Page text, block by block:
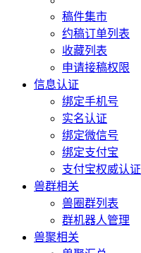
稿件集市
约稿订单列表
收藏列表
申请接稿权限
信息认证
绑定手机号
实名认证
绑定微信号
绑定支付宝
支付宝权威认证
兽群相关
兽圈群列表
群机器人管理
兽聚相关